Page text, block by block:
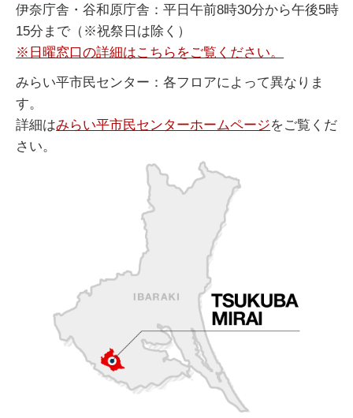
伊奈庁舎・谷和原庁舎：平日午前8時30分から午後5時
15分まで（※祝祭日は除く）
※日曜窓口の詳細はこちらをご覧ください。
みらい平市民センター：各フロアによって異なりま
す。
詳細はみらい平市民センターホームページをご覧くだ
さい。